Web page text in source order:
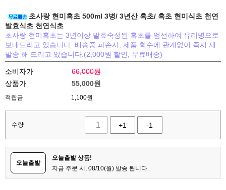
초사랑 현미흑초 500ml 3병/ 3년산 흑초/ 흑초 현미식초 천연
발효식초 천연식초
초사랑 현미흑초는 3년이상 발효숙성된 흑초를 엄선하여 유리병으로
보내드리고 있습니다. 배송중 파손시, 제품 회수에 관계없이 즉시 재
발송 해 드리고 있습니다.(2,000원 할인, 무료배송)
소비자가
66,000원
상품가
55,000원
적립금 1,100원
수량 +1 -1
오늘출발
오늘출발 상품!
지금 주문 시, 08/10(월) 발송 됩니다.